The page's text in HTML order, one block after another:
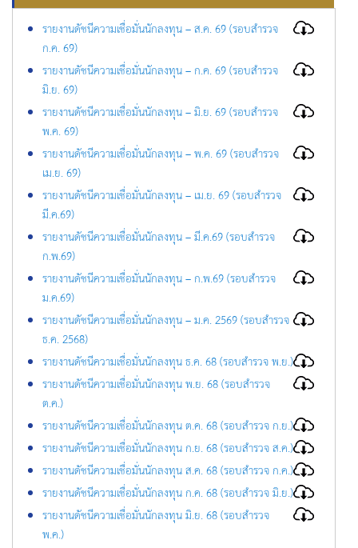
รายงานดัชนีความเชื่อมั่นนักลงทุน – ส.ค. 69 (รอบสำรวจ
ก.ค. 69)
รายงานดัชนีความเชื่อมั่นนักลงทุน – ก.ค. 69 (รอบสำรวจ
มิ.ย. 69)
รายงานดัชนีความเชื่อมั่นนักลงทุน – มิ.ย. 69 (รอบสำรวจ
พ.ค. 69)
รายงานดัชนีความเชื่อมั่นนักลงทุน – พ.ค. 69 (รอบสำรวจ
เม.ย. 69)
รายงานดัชนีความเชื่อมั่นนักลงทุน – เม.ย. 69 (รอบสำรวจ
มี.ค.69)
รายงานดัชนีความเชื่อมั่นนักลงทุน – มี.ค.69 (รอบสำรวจ
ก.พ.69)
รายงานดัชนีความเชื่อมั่นนักลงทุน – ก.พ.69 (รอบสำรวจ
ม.ค.69)
รายงานดัชนีความเชื่อมั่นนักลงทุน – ม.ค. 2569 (รอบสำรวจ
ธ.ค. 2568)
รายงานดัชนีความเชื่อมั่นนักลงทุน ธ.ค. 68 (รอบสำรวจ พ.ย.)
รายงานดัชนีความเชื่อมั่นนักลงทุน พ.ย. 68 (รอบสำรวจ
ต.ค.)
รายงานดัชนีความเชื่อมั่นนักลงทุน ต.ค. 68 (รอบสำรวจ ก.ย.)
รายงานดัชนีความเชื่อมั่นนักลงทุน ก.ย. 68 (รอบสำรวจ ส.ค.)
รายงานดัชนีความเชื่อมั่นนักลงทุน ส.ค. 68 (รอบสำรวจ ก.ค.)
รายงานดัชนีความเชื่อมั่นนักลงทุน ก.ค. 68 (รอบสำรวจ มิ.ย.)
รายงานดัชนีความเชื่อมั่นนักลงทุน มิ.ย. 68 (รอบสำรวจ
พ.ค.)